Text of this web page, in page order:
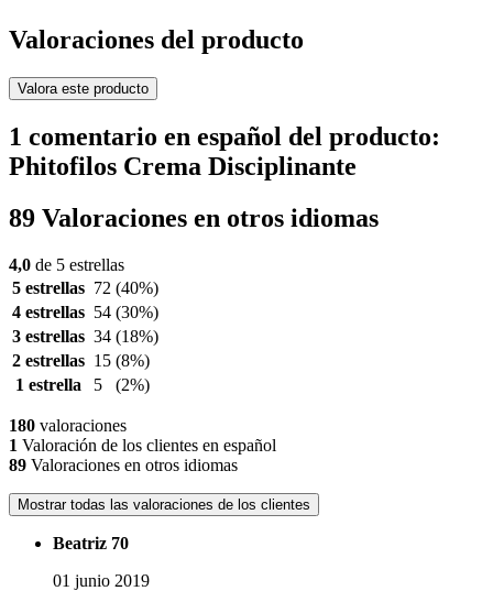
Valoraciones del producto
Valora este producto
1 comentario en español del producto:
Phitofilos Crema Disciplinante
89 Valoraciones en otros idiomas
4,0 de 5 estrellas
5 estrellas 72 (40%)
4 estrellas 54 (30%)
3 estrellas 34 (18%)
2 estrellas 15 (8%)
1 estrella
5 (2%)
180 valoraciones
1 Valoración de los clientes en español
89 Valoraciones en otros idiomas
Mostrar todas las valoraciones de los clientes
Beatriz 70
01 junio 2019